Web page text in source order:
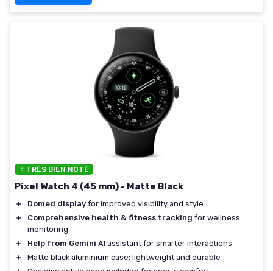
⭐ TRÈS BIEN NOTÉ
Pixel Watch 4 (45 mm) - Matte Black
＋ Domed display for improved visibility and style
＋
Comprehensive health & fitness tracking for wellness
monitoring
＋
Help from Gemini AI assistant for smarter interactions
＋
Matte black aluminium case: lightweight and durable